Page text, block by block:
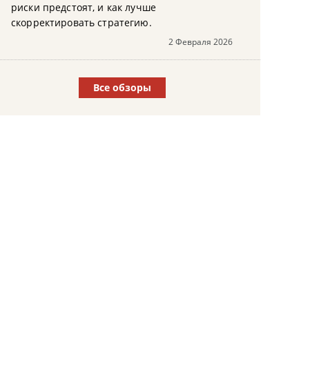
риски предстоят, и как лучше
скорректировать стратегию.
2 Февраля 2026
Все обзоры